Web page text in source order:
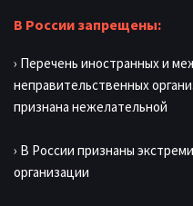
В России запрещены:
› Перечень иностранных и
неправительственных
признана нежелательной
› В России признаны
организации